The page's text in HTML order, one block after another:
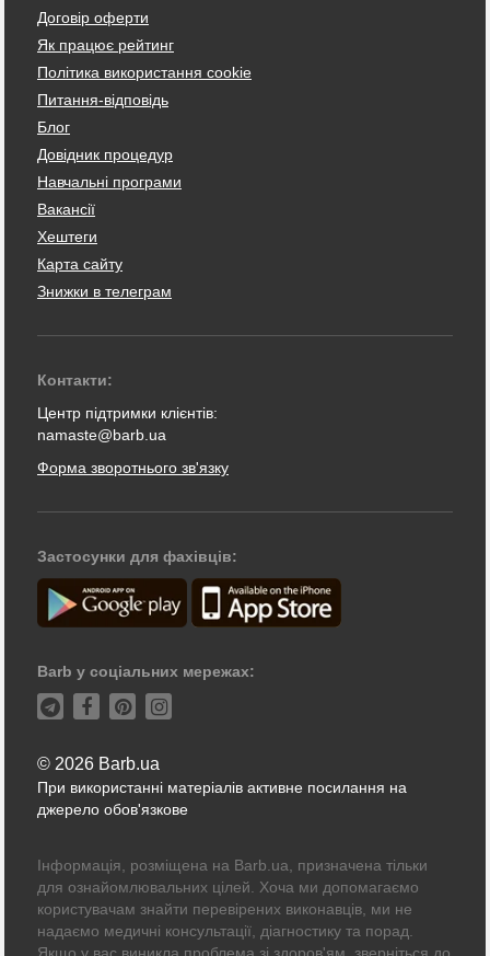
Договір оферти
Як працює рейтинг
Політика використання cookie
Питання-відповідь
Блог
Довідник процедур
Навчальні програми
Вакансії
Хештеги
Карта сайту
Знижки в телеграм
Контакти:
Центр підтримки клієнтів:
namaste@barb.ua
Форма зворотнього зв'язку
Застосунки для фахівців:
Barb у соціальних мережах:
© 2026 Barb.ua
При використанні матеріалів активне посилання на
джерело обов'язкове
Інформація, розміщена на Barb.ua, призначена тільки
для ознайомлювальних цілей. Хоча ми допомагаємо
користувачам знайти перевірених виконавців, ми не
надаємо медичні консультації, діагностику та порад.
Якщо у вас виникла проблема зі здоров'ям, зверніться до